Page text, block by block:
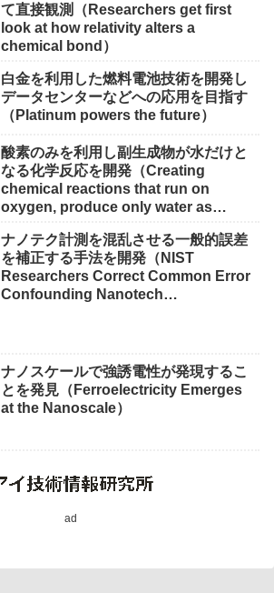
て直接観測（Researchers get first
look at how relativity alters a
chemical bond）
白金を利用した燃料電池技術を開発し
データセンターなどへの応用を目指す
（Platinum powers the future）
酸素のみを利用し副生成物が水だけと
なる化学反応を開発（Creating
chemical reactions that run on
oxygen, produce only water as
ナノテク計測を混乱させる一般的誤差
を補正する手法を開発（NIST
Researchers Correct Common Error
Confounding Nanotech
ナノスケールで強誘電性が発現するこ
とを発見（Ferroelectricity Emerges
at the Nanoscale）
ad